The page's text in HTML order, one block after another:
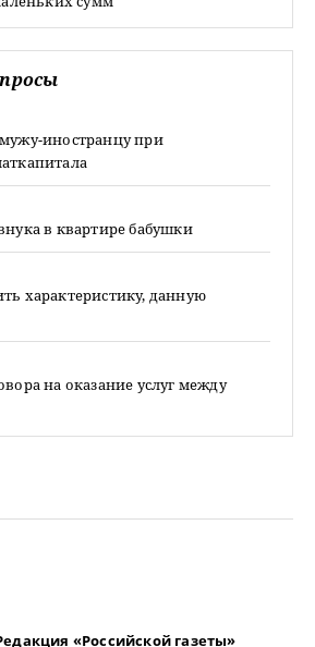
иностранцу при
в квартире бабушки
характеристику, данную
на оказание услуг между
«Российской газеты»